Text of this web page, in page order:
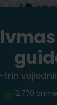
12.770